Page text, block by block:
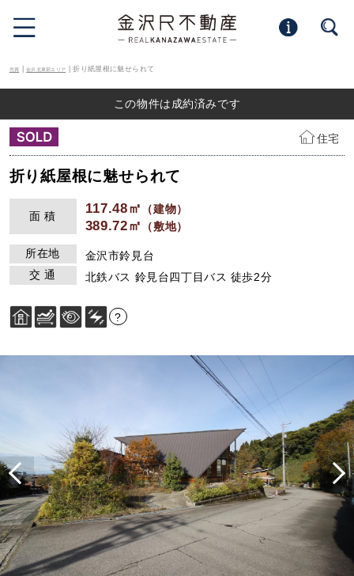
売買 |金沢北東部エリア | 折り紙屋根に魅せられて
この物件は成約済みです
住宅
折り紙屋根に魅せられて
面 積 117.48㎡ （建物）
389.72㎡ （敷地）
所在地
金沢市鈴見台
交 通
北鉄バス 鈴見台四丁目バス 徒歩2分
?